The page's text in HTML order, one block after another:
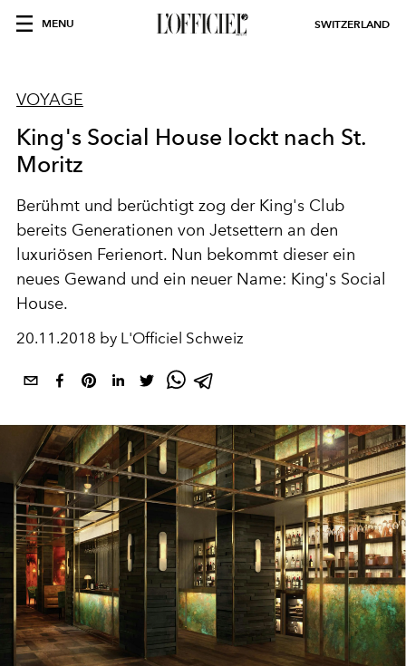
MENU SWITZERLAND
VOYAGE
King's Social House lockt nach St.
Moritz
Berühmt und berüchtigt zog der King's Club
bereits Generationen von Jetsettern an den
luxuriösen Ferienort. Nun bekommt dieser ein
neues Gewand und ein neuer Name: King's Social
House.
20.11.2018 by L'Officiel Schweiz